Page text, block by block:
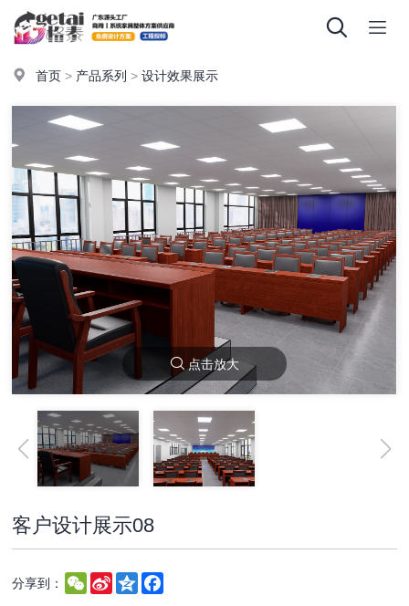
首页 > 产品系列 >设计效果展示
点击放大
客户设计展示08
分享到： WeChat
Sina
Weibo
Qzone